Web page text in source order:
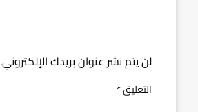
لن يتم نشر عنوان بريدك الإلكتروني.
التعليق*